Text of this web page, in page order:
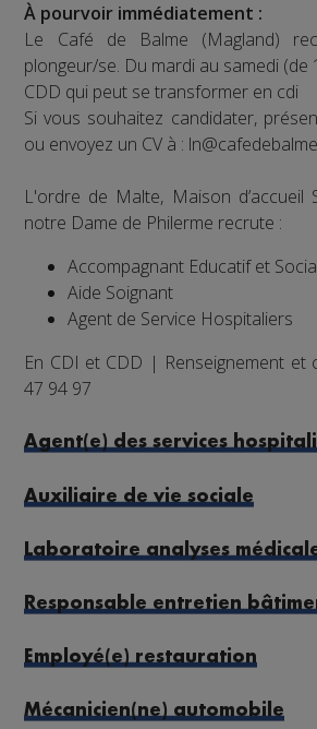
À pourvoir immédiatement :
Le Café de Balme (Magland)
plongeur/se. Du mardi au samedi (de
CDD qui peut se transformer en cdi
Si vous souhaitez candidater,
ou envoyez un CV à :
L'ordre de Malte, Maison d’accueil
notre Dame de Philerme recrute :
Accompagnant Educatif et
Aide Soignant
Agent de Service Hospitaliers
En CDI et CDD | Renseignement et
47 94 97
Agent(e) des services
Auxiliaire de vie sociale
Laboratoire analyses
Responsable entretien
Employé(e) restauration
Mécanicien(ne) automobile